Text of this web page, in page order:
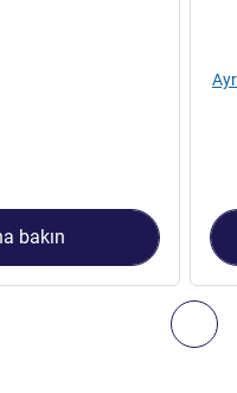
, Oda 2 : Superior İki Adet
bakın